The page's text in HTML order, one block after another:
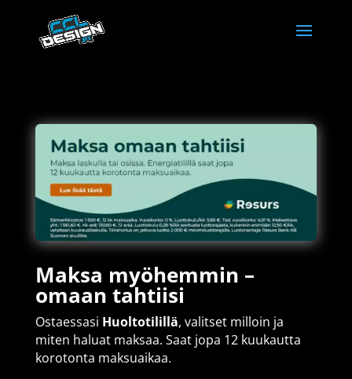
Maksa myöhemmin –
omaan tahtiisi
Ostaessasi Huoltotilillä, valitset milloin ja
miten haluat maksaa. Saat jopa 12 kuukautta
korotonta maksuaikaa.